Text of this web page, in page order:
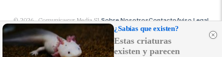
© 2026 Comunicasur Media SLSobre NosotrosContactoAviso Legal
Política de Cookies RSS Desarrollado porOA Cloud
¿Sabías que existen?
Estas criaturas
existen y parecen